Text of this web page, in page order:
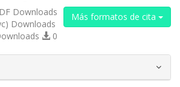
Más formatos de cita
Downloads
Downloads
0